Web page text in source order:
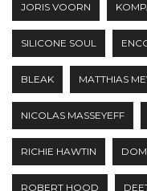
JORIS VOORN
SILICONE SOUL
BLEAK MATTHIAS
NICOLAS MASSEYEFF
RICHIE HAWTIN
ROBERT HOOD